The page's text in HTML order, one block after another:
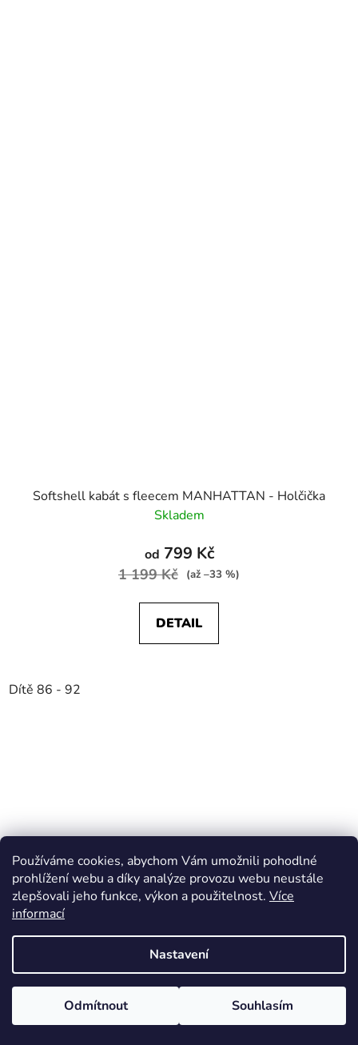
Používáme cookies, abychom Vám umožnili pohodlné
prohlížení webu a díky analýze provozu webu neustále
zlepšovali jeho funkce, výkon a použitelnost. Více
informací
Nastavení
Odmítnout Souhlasím
Softshell kabát s fleecem MANHATTAN - Holčička
Skladem
od 799 Kč
1 199 Kč (až –33 %)
DETAIL
Dítě 86 - 92